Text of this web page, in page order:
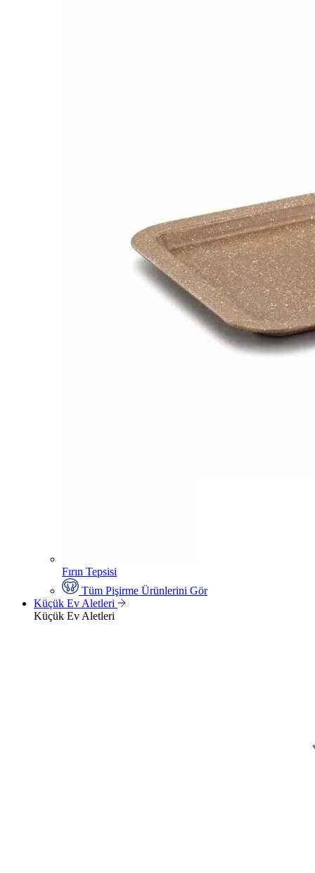
Fırın Tepsisi
Tüm Pişirme Ürünlerini Gör
Küçük Ev Aletleri
Küçük Ev Aletleri